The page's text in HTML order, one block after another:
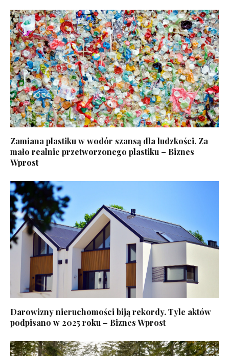
Zamiana plastiku w wodór szansą dla ludzkości. Za
mało realnie przetworzonego plastiku – Biznes
Wprost
Darowizny nieruchomości biją rekordy. Tyle aktów
podpisano w 2025 roku – Biznes Wprost